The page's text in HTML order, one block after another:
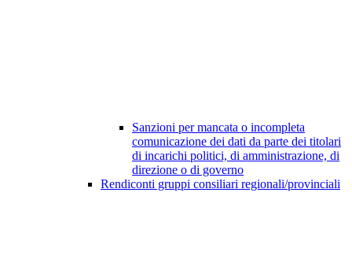
Sanzioni per mancata o incompleta
comunicazione dei dati da parte dei titolari
di incarichi politici, di amministrazione, di
direzione o di governo
Rendiconti gruppi consiliari regionali/provinciali